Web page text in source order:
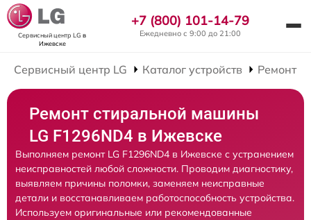
Сервисный центр LG в
Ижевске
+7 (800) 101-14-79
Ежедневно с 9:00 до 21:00
Сервисный центр LG Каталог устройств Ремонт
Ремонт стиральной машины
LG F1296ND4 в Ижевске
Выполняем ремонт LG F1296ND4 в Ижевске с устранением
неисправностей любой сложности. Проводим диагностику,
выявляем причины поломки, заменяем неисправные
детали и восстанавливаем работоспособность устройства.
Используем оригинальные или рекомендованные